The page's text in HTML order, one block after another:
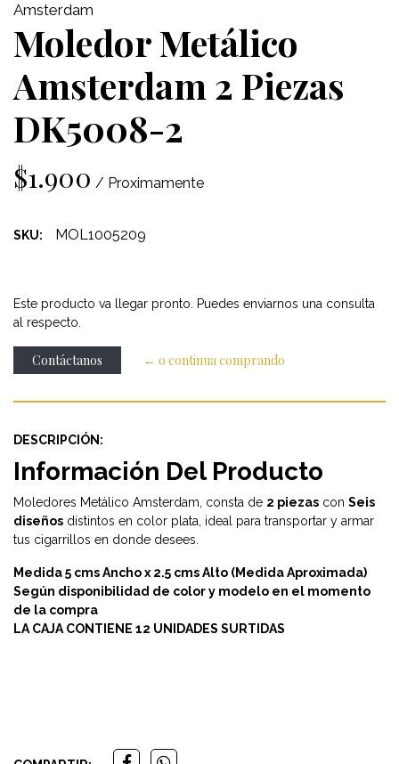
Amsterdam
Moledor Metálico
Amsterdam 2 Piezas
DK5008-2
$1.900 / Proximamente
SKU: MOL1005209
Este producto va llegar pronto. Puedes enviarnos una consulta
al respecto.
Contáctanos ← o continua comprando
DESCRIPCIÓN:
Información Del Producto
Moledores Metálico Amsterdam, consta de 2 piezas con Seis
diseños distintos en color plata, ideal para transportar y armar
tus cigarrillos en donde desees.
Medida 5 cms Ancho x 2.5 cms Alto (Medida Aproximada)
Según disponibilidad de color y modelo en el momento
de la compra
LA CAJA CONTIENE 12 UNIDADES SURTIDAS